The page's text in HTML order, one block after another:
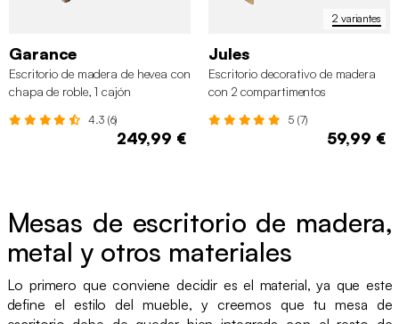
Garance
Escritorio de madera de hevea con
chapa de roble, 1 cajón
4.3 (6)
249,99 €
2 variantes
Jules
Escritorio decorativo de madera
con 2 compartimentos
5 (7)
59,99 €
Mesas de escritorio de madera,
metal y otros materiales
Lo primero que conviene decidir es el material, ya que este
define el estilo del mueble, y creemos que tu mesa de